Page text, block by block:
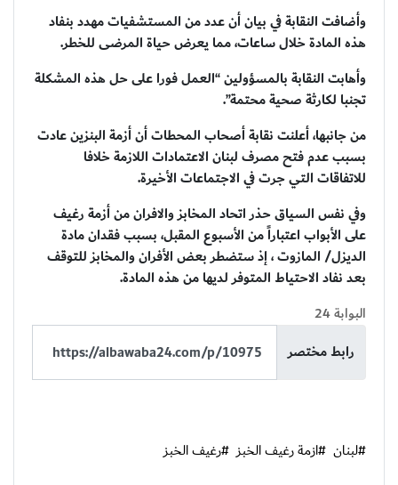
وأضافت النقابة في بيان أن عدد من المستشفيات مهدد بنفاد
هذه المادة خلال ساعات، مما يعرض حياة المرضى للخطر.
وأهابت النقابة بالمسؤولين “العمل فورا على حل هذه المشكلة
تجنبا لكارثة صحية محتمة”.
من جانبها، أعلنت نقابة أصحاب المحطات أن أزمة البنزين عادت
بسبب عدم فتح مصرف لبنان الاعتمادات اللازمة خلافا
للاتفاقات التي جرت في الاجتماعات الأخيرة.
وفي نفس السياق حذر اتحاد المخابز والافران من أزمة رغيف
على الأبواب اعتباراً من الأسبوع المقبل، بسبب فقدان مادة
الديزل/ المازوت ، إذ ستضطر بعض الأفران والمخابز للتوقف
بعد نفاد الاحتياط المتوفر لديها من هذه المادة.
البوابة 24
رابط مختصر
#لبنان #ازمة رغيف الخبز #رغيف الخبز